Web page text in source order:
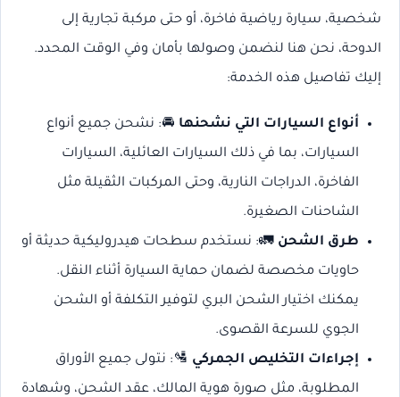
شخصية، سيارة رياضية فاخرة، أو حتى مركبة تجارية إلى
الدوحة، نحن هنا لنضمن وصولها بأمان وفي الوقت المحدد.
إليك تفاصيل هذه الخدمة:
أنواع السيارات التي نشحنها 🚘: نشحن جميع أنواع
السيارات، بما في ذلك السيارات العائلية، السيارات
الفاخرة، الدراجات النارية، وحتى المركبات الثقيلة مثل
الشاحنات الصغيرة.
طرق الشحن 🚛: نستخدم سطحات هيدروليكية حديثة أو
حاويات مخصصة لضمان حماية السيارة أثناء النقل.
يمكنك اختيار الشحن البري لتوفير التكلفة أو الشحن
الجوي للسرعة القصوى.
إجراءات التخليص الجمركي 🛂: نتولى جميع الأوراق
المطلوبة، مثل صورة هوية المالك، عقد الشحن، وشهادة